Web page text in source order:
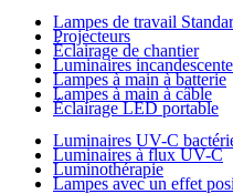
Lampes de travail
Projecteurs
Éclairage de chantier
Luminaires
Lampes à main à batterie
Lampes à main à câble
Éclairage LED portable
Luminaires UV-C
Luminaires à flux UV-C
Luminothérapie
Lampes avec un effet